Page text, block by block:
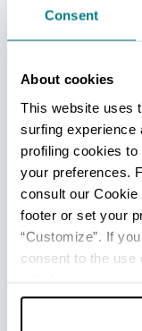
Consent
About cookies
This website uses
surfing experience
profiling cookies
your preferences.
consult our
footer or set your
“Customize”. If
consent to the use
cookies only” and
correct
Folklore
und Weinen.
"A tutta
Im Juni ist
Essen und
geplant,
IN DER
Wandern im
Zwischen